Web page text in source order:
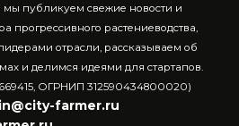
мы публикуем свежие новости и
прогрессивного растениеводства,
отрасли, рассказываем об
и делимся идеями для стартапов.
ОГРНИП 312590434800020)
farmer.ru